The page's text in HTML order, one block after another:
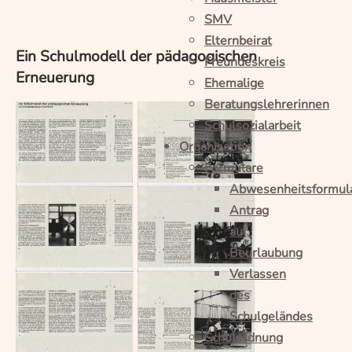
SMV
Elternbeirat
Freundeskreis
Ehemalige
Beratungslehrerinnen
Schulsozialarbeit
Organisation
Formulare
Antrag
auf
Beurlaubung
Verlassen
des
Schulgeländes
Schulordnung
Ein Schulmodell der pädagogischen
Erneuerung